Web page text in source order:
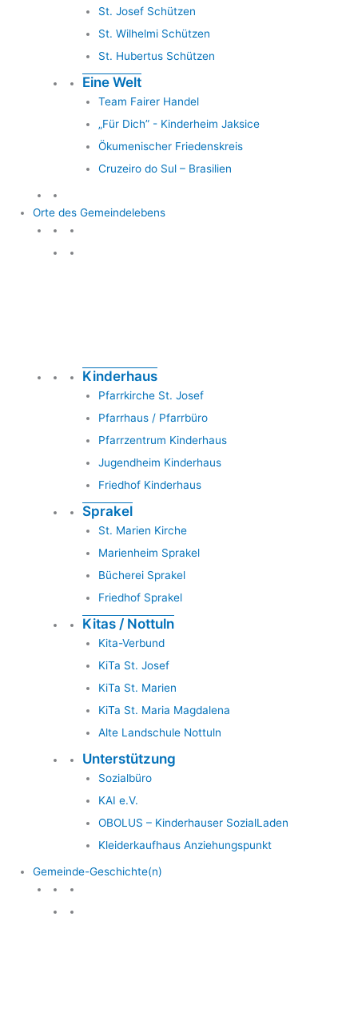
St. Josef Schützen
St. Wilhelmi Schützen
St. Hubertus Schützen
Eine Welt
Team Fairer Handel
„Für Dich” - Kinderheim Jaksice
Ökumenischer Friedenskreis
Cruzeiro do Sul – Brasilien
Orte des Gemeindelebens
Kinderhaus
Pfarrkirche St. Josef
Pfarrhaus / Pfarrbüro
Pfarrzentrum Kinderhaus
Jugendheim Kinderhaus
Friedhof Kinderhaus
Sprakel
St. Marien Kirche
Marienheim Sprakel
Bücherei Sprakel
Friedhof Sprakel
Kitas / Nottuln
Kita-Verbund
KiTa St. Josef
KiTa St. Marien
KiTa St. Maria Magdalena
Alte Landschule Nottuln
Unterstützung
Sozialbüro
KAI e.V.
OBOLUS – Kinderhauser SozialLaden
Kleiderkaufhaus Anziehungspunkt
Gemeinde-Geschichte(n)